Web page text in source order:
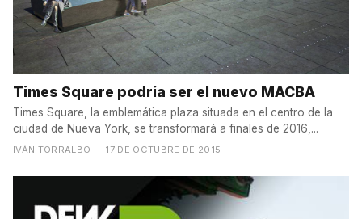
Times Square podría ser el nuevo MACBA
Times Square, la emblemática plaza situada en el centro de la
ciudad de Nueva York, se transformará a finales de 2016,...
IVÁN TORRALBO — 17 DE OCTUBRE DE 2015